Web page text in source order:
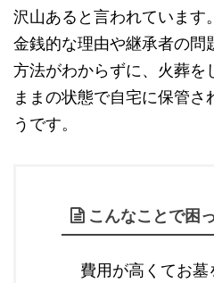
沢山あると言われています。
金銭的な理由や継承者の問
方法がわからずに、火葬を
ままの状態で自宅に保管さ
うです。
こんなことで困
費用が高くてお